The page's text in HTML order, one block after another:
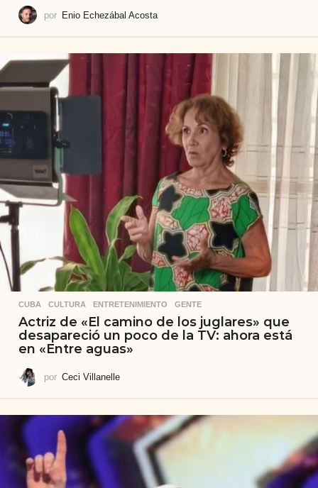
por Enio Echezábal Acosta
CUBA ,CULTURA ,ENTRETENIMIENTO ,GENTE
Actriz de «El camino de los juglares» que
desapareció un poco de la TV: ahora está
en «Entre aguas»
por Ceci Villanelle